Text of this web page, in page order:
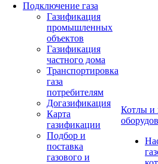
Подключение газа
Газификация
промышленных
объектов
Газификация
частного дома
Транспортировка
газа
потребителям
Догазификация
Карта
газификации
Подбор и
поставка
газового и
Котлы и